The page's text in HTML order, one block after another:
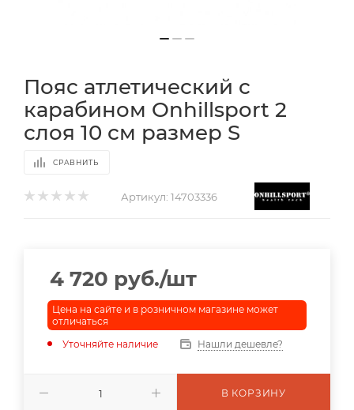
Пояс атлетический с
карабином Onhillsport 2
слоя 10 см размер S
СРАВНИТЬ
Артикул: 14703336
4 720 руб./шт
Цена на сайте и в розничном магазине может
отличаться
Уточняйте наличие
Нашли дешевле?
В КОРЗИНУ